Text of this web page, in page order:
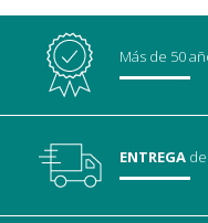
Más de 50
ENTREGA